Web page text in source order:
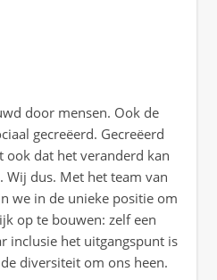
door mensen. Ook de
gecreëerd. Gecreëerd
ook dat het veranderd kan
dus. Met het team van
we in de unieke positie om
op te bouwen: zelf een
inclusie het uitgangspunt is
diversiteit om ons heen.